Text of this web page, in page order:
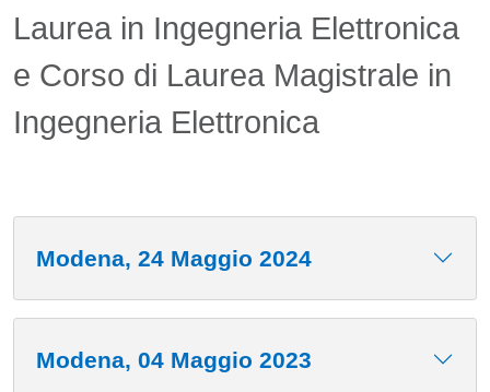
Laurea in Ingegneria Elettronica
e Corso di Laurea Magistrale in
Ingegneria Elettronica
Modena, 24 Maggio 2024
Modena, 04 Maggio 2023